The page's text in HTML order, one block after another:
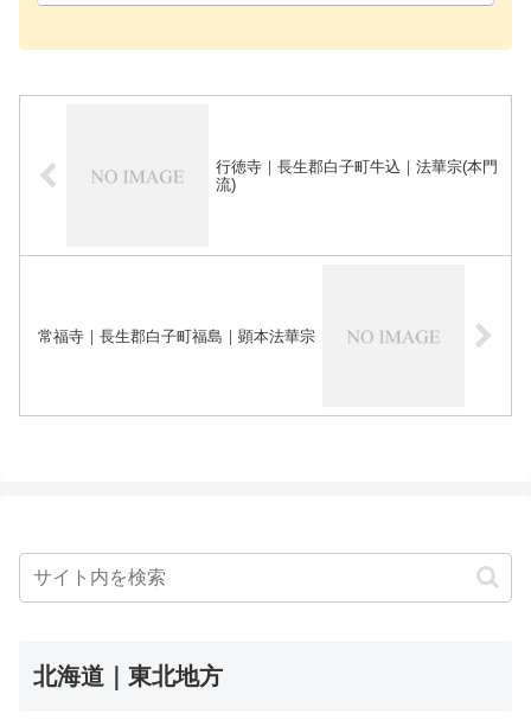
行徳寺｜長生郡白子町牛込｜法華宗(本門
流)
常福寺｜長生郡白子町福島｜顕本法華宗
北海道｜東北地方